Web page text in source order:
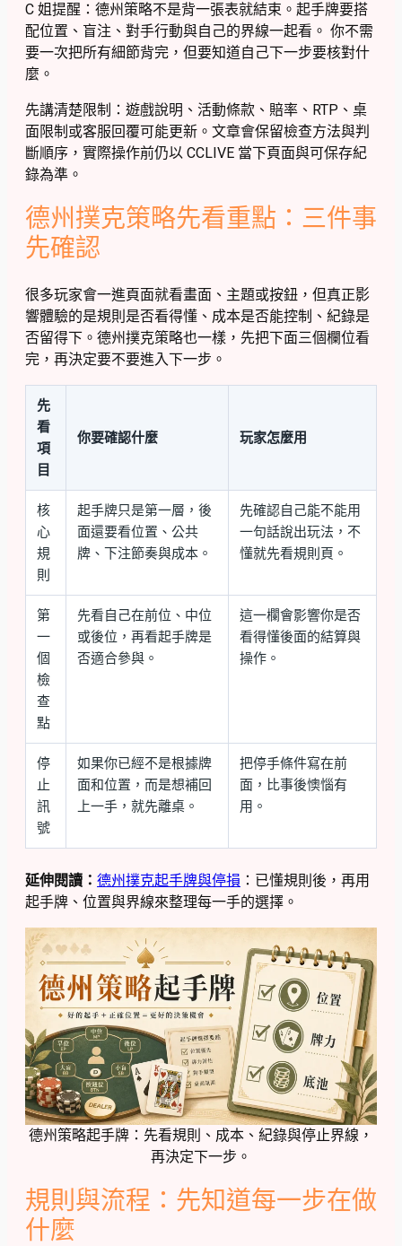
C 姐提醒：德州策略不是背一張表就結束。起手牌要搭
配位置、盲注、對手行動與自己的界線一起看。 你不需
要一次把所有細節背完，但要知道自己下一步要核對什
麼。
先講清楚限制：遊戲說明、活動條款、賠率、RTP、桌
面限制或客服回覆可能更新。文章會保留檢查方法與判
斷順序，實際操作前仍以 CCLIVE 當下頁面與可保存紀
錄為準。
德州撲克策略先看重點：三件事
先確認
很多玩家會一進頁面就看畫面、主題或按鈕，但真正影
響體驗的是規則是否看得懂、成本是否能控制、紀錄是
否留得下。德州撲克策略也一樣，先把下面三個欄位看
完，再決定要不要進入下一步。
先
看
項
目
你要確認什麼 玩家怎麼用
核
心
規
則
起手牌只是第一層，後
面還要看位置、公共
牌、下注節奏與成本。
先確認自己能不能用
一句話說出玩法，不
懂就先看規則頁。
第
一
個
檢
查
點
先看自己在前位、中位
或後位，再看起手牌是
否適合參與。
這一欄會影響你是否
看得懂後面的結算與
操作。
停
止
訊
號
如果你已經不是根據牌
面和位置，而是想補回
上一手，就先離桌。
把停手條件寫在前
面，比事後懊惱有
用。
延伸閱讀： 德州撲克起手牌與停損 ：已懂規則後，再用
起手牌、位置與界線來整理每一手的選擇。
德州策略起手牌：先看規則、成本、紀錄與停止界線，
再決定下一步。
規則與流程：先知道每一步在做
什麼